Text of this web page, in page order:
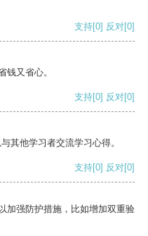
支持[0] 反对[0]
钱又省心。
支持[0] 反对[0]
其他学习者交流学习心得。
支持[0] 反对[0]
加强防护措施，比如增加双重验